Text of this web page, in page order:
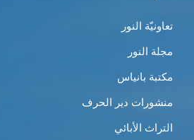
تعاونيّة النور
مجلة النور
مكتبة بانياس
منشورات دير الحرف
التراث الأبائي